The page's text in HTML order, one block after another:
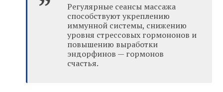
Регулярные сеансы массажа
способствуют укреплению
иммунной системы, снижению
уровня стрессовых гормононов и
повышению выработки
эндорфинов — гормонов
счастья.